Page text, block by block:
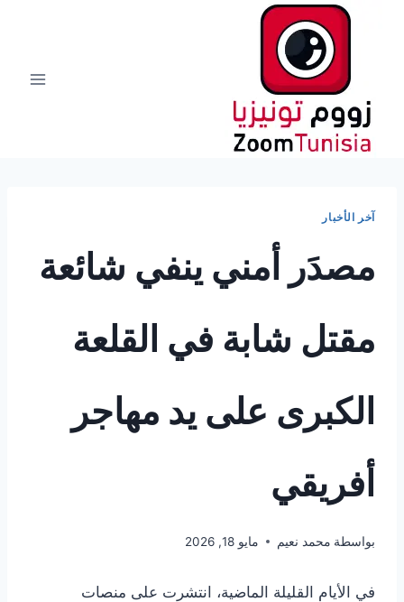
آخر الأخبار
مصدَر أمني ينفي شائعة
مقتل شابة في القلعة
الكبرى على يد مهاجر
أفريقي
بواسطة محمد نعيم مايو 18, 2026
في الأيام القليلة الماضية، انتشرت على منصات